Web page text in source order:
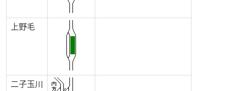
上野毛
二子玉川